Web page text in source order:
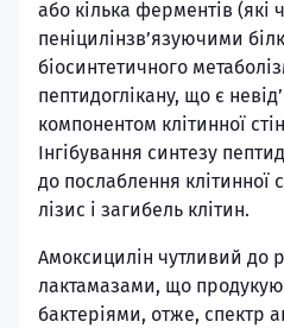
або кілька ферментів (які
пеніцилінзв’язуючими
біосинтетичного
пептидоглікану, що є
компонентом клітинної
Інгібування синтезу
до послаблення клітинної
лізис і загибель клітин.
Амоксицилін чутливий до
лактамазами, що
бактеріями, отже, спектр